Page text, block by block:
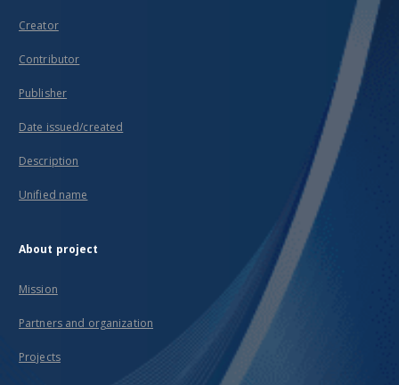
Creator
Contributor
Publisher
Date issued/created
Description
Unified name
About project
Mission
Partners and organization
Projects